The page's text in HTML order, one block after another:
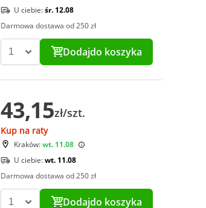
U ciebie:śr. 12.08
Darmowa dostawa od 250 zł
Dodajdo koszyka
43,15zł/szt.
Kup na raty
Kraków:wt. 11.08
U ciebie:wt. 11.08
Darmowa dostawa od 250 zł
Dodajdo koszyka